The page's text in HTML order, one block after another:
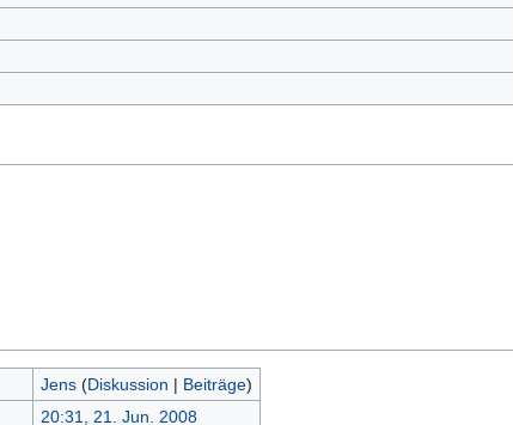
Jens (Diskussion | Beiträge)
20:31, 21. Jun. 2008